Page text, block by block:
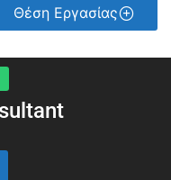
Θέση Εργασίας